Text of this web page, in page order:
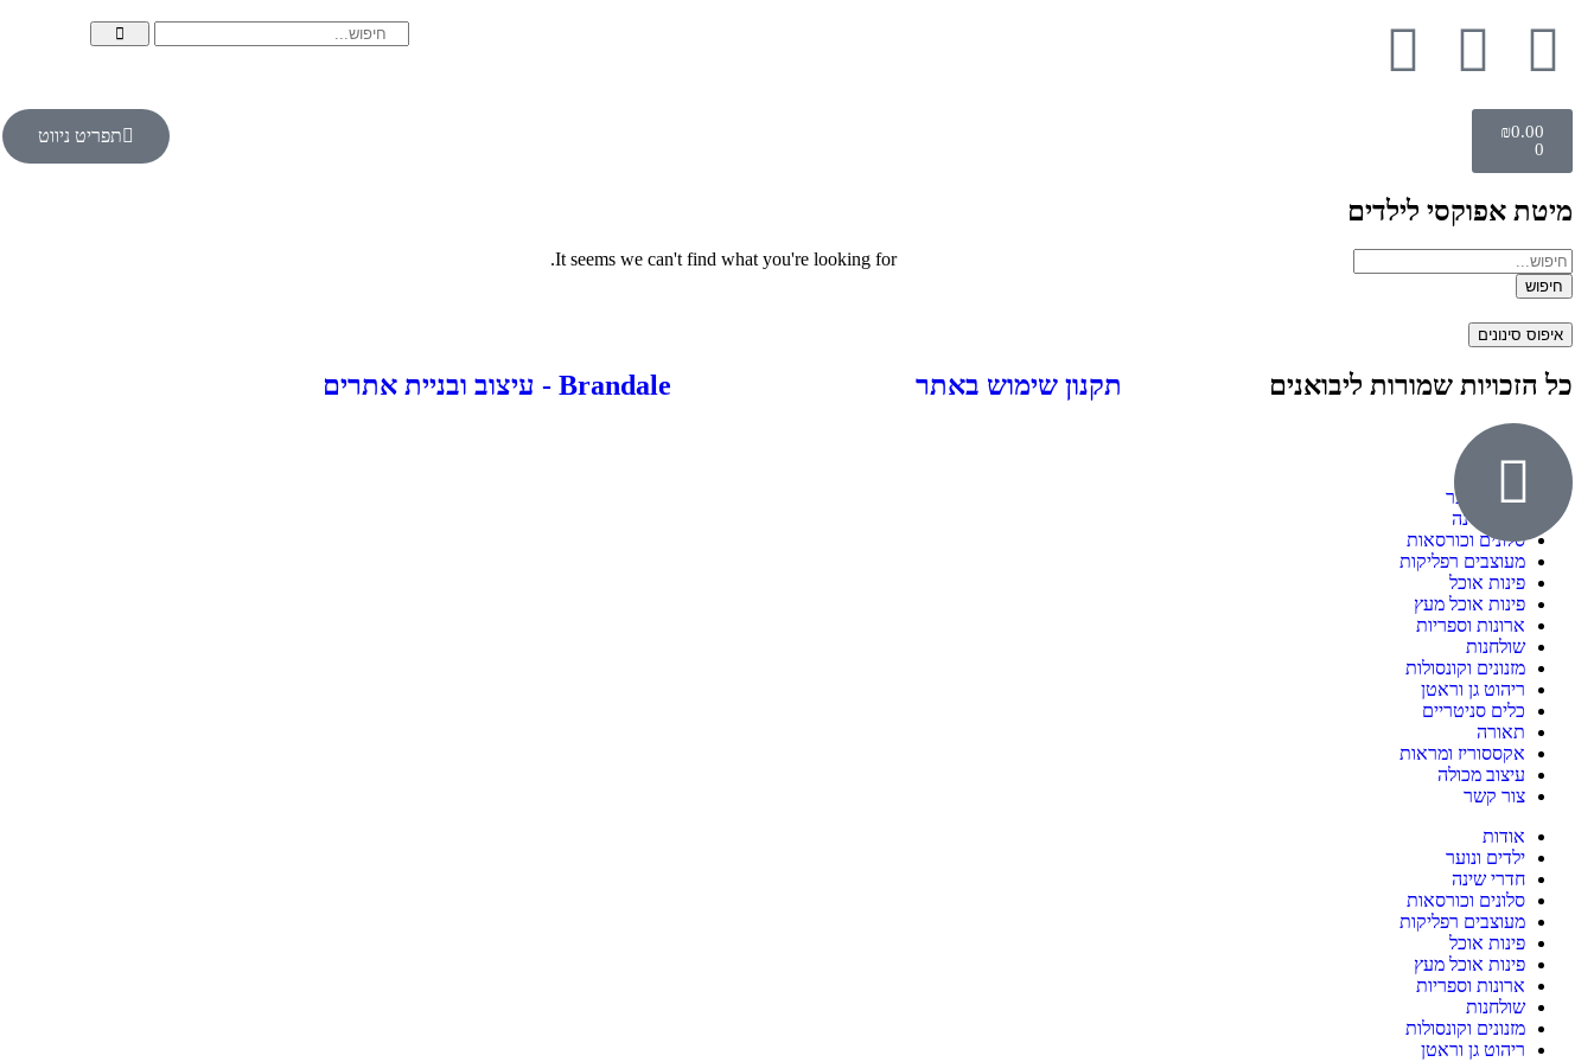
₪0.00
0
תפריט ניווט
מיטת אפוקסי לילדים
חיפוש
איפוס סינונים
It seems we can't find what you're looking for.
כל הזכויות שמורות ליבואנים תקנון שימוש באתר Brandale - עיצוב ובניית אתרים
ילדים ונוער
חדרי שינה
סלונים וכורסאות
מעוצבים רפליקות
פינות אוכל
פינות אוכל מעץ
ארונות וספריות
שולחנות
מזנונים וקונסולות
ריהוט גן וראטן
כלים סניטריים
תאורה
אקססוריז ומראות
עיצוב מכולה
צור קשר
אודות
ילדים ונוער
חדרי שינה
סלונים וכורסאות
מעוצבים רפליקות
פינות אוכל
פינות אוכל מעץ
ארונות וספריות
שולחנות
מזנונים וקונסולות
ריהוט גן וראטן